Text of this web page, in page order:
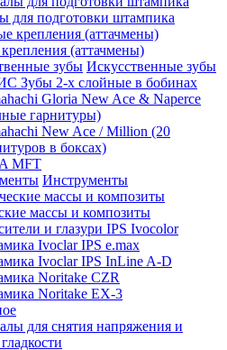
для подготовки штампика
(аттачмены)
Искусственные зубы
Зубы 2-х слойные в бобинах
Gloria New Ace & Naperce
гарнитуры)
New Ace / Million (20
в боксах)
MFT
Инструменты
массы и композиты
и глазури IPS Ivocolor
Ivoclar IPS e.max
Ivoclar IPS InLine A-D
Noritake CZR
Noritake EX-3